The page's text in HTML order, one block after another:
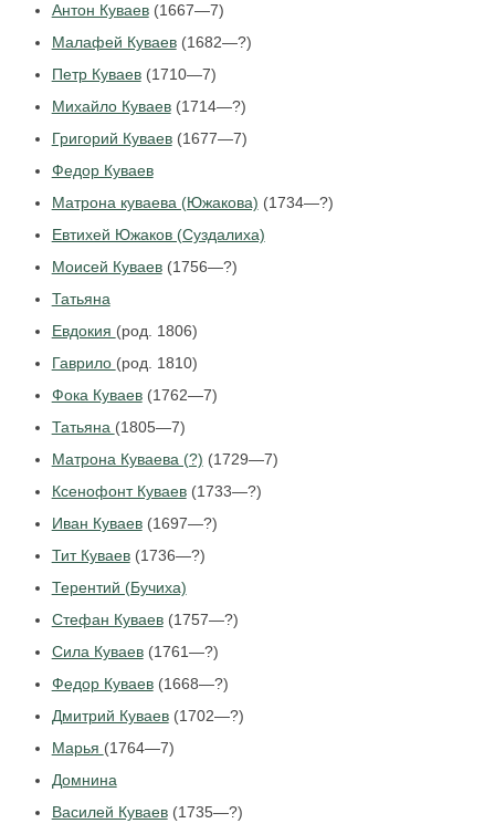
Антон Куваев(1667—7)
Малафей Куваев(1682—?)
Петр Куваев(1710—7)
Михайло Куваев(1714—?)
Григорий Куваев(1677—7)
Федор Куваев
Матрона куваева (Южакова) (1734—?)
Евтихей Южаков (Суздалиха)
Моисей Куваев(1756—?)
Татьяна
Евдокия (род. 1806)
Гаврило (род. 1810)
Фока Куваев(1762—7)
Татьяна (1805—7)
Матрона Куваева (?) (1729—7)
Ксенофонт Куваев(1733—?)
Иван Куваев(1697—?)
Тит Куваев(1736—?)
Терентий (Бучиха)
Стефан Куваев(1757—?)
Сила Куваев(1761—?)
Федор Куваев(1668—?)
Дмитрий Куваев(1702—?)
Марья (1764—7)
Домнина
Василей Куваев(1735—?)